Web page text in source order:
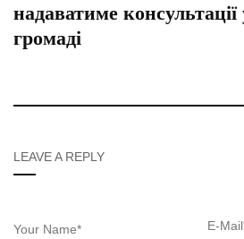
надаватиме
громаді
LEAVE A REPLY